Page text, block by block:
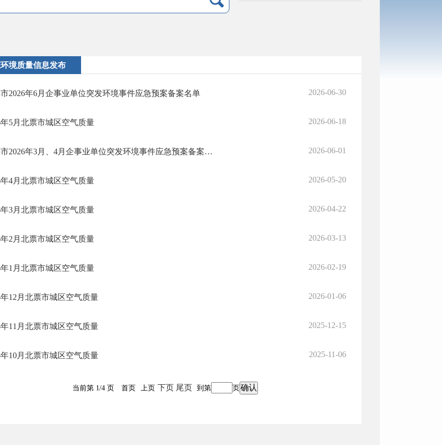
境质量信息发布
2026年6月企事业单位突发环境事件应急预案备案名单 2026-06-30
年5月北票市城区空气质量 2026-06-18
北票市2026年3月、4月企事业单位突发环境事件应急预案备案名单 2026-06-01
年4月北票市城区空气质量 2026-05-20
年3月北票市城区空气质量 2026-04-22
年2月北票市城区空气质量 2026-03-13
年1月北票市城区空气质量 2026-02-19
年12月北票市城区空气质量 2026-01-06
年11月北票市城区空气质量 2025-12-15
年10月北票市城区空气质量 2025-11-06
当前第 1/4 页 首页 上页 下页 尾页 到第 页